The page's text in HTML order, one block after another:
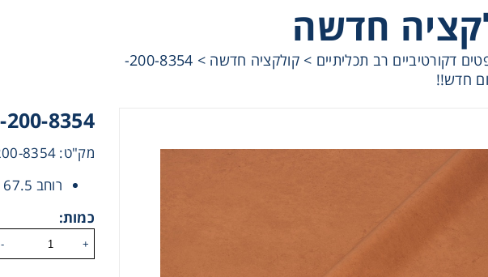
חדשה
דקורטיביים רב תכליתיים >קולקציה חדשה >
200-8354-
חדש!!
200-8354-חימר כתום חדש!!
מק"ט: 200-8354
רוחב 67.5 ס”מ, אורך 15 מ’
כמות:
+
-